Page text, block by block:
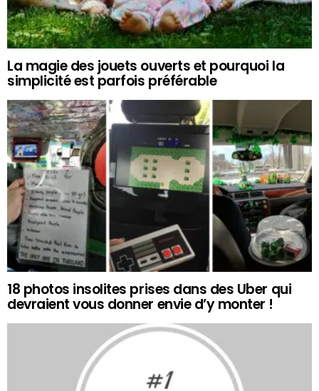
La magie des jouets ouverts et pourquoi la
simplicité est parfois préférable
18 photos insolites prises dans des Uber qui
devraient vous donner envie d’y monter !